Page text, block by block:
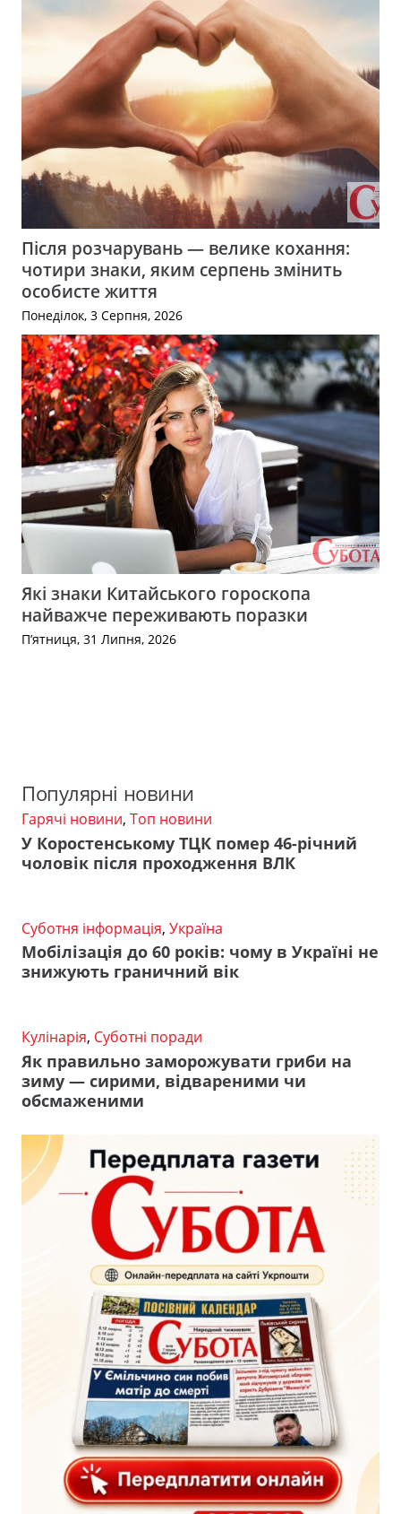
Після розчарувань — велике кохання:
чотири знаки, яким серпень змінить
особисте життя
Понеділок, 3 Серпня, 2026
Які знаки Китайського гороскопа
найважче переживають поразки
П’ятниця, 31 Липня, 2026
Популярні новини
Гарячі новини, Топ новини
У Коростенському ТЦК помер 46-річний
чоловік після проходження ВЛК
Суботня інформація, Україна
Мобілізація до 60 років: чому в Україні не
знижують граничний вік
Кулінарія, Суботні поради
Як правильно заморожувати гриби на
зиму — сирими, відвареними чи
обсмаженими